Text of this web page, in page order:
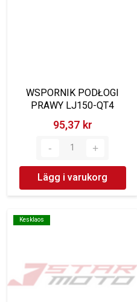
WSPORNIK PODŁOGI
PRAWY LJ150-QT4
95,37 kr‎
Lägg i varukorg
Kesklaos
Kesklaos